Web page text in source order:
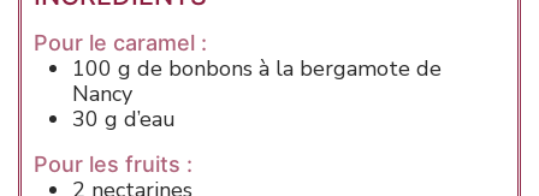
Pour le caramel :
100 g de bonbons à la bergamote de
Nancy
30 g d’eau
Pour les fruits :
2 nectarines